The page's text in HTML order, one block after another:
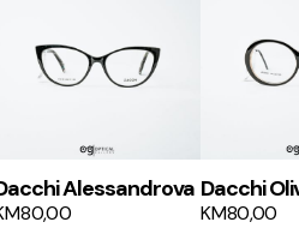
Alessandrova
80,00
Dacchi
KM80,00